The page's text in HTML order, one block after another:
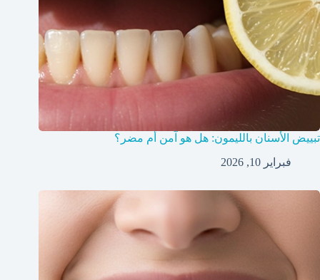
تبييض الأسنان بالليمون: هل هو آمن أم مضر؟
فبراير 10, 2026